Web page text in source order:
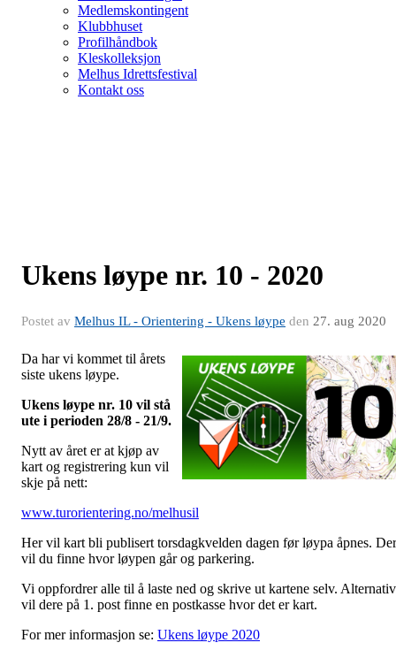
Medlemskontingent
Klubbhuset
Profilhåndbok
Kleskolleksjon
Melhus Idrettsfestival
Kontakt oss
Ukens løype nr. 10 - 2020
Postet av Melhus IL - Orientering - Ukens løype den 27. aug 2020
Da har vi kommet til årets
siste ukens løype.
Ukens løype nr. 10 vil stå
ute i perioden 28/8 - 21/9.
Nytt av året er at kjøp av
kart og registrering kun vil
skje på nett:
www.turorientering.no/melhusil
Her vil kart bli publisert torsdagkvelden dagen før løypa åpnes. Der
vil du finne hvor løypen går og parkering.
Vi oppfordrer alle til å laste ned og skrive ut kartene selv.
vil dere på 1. post finne en postkasse hvor det er kart.
For mer informasjon se: Ukens løype 2020